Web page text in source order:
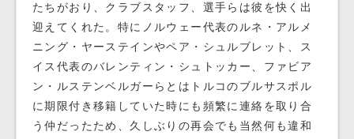
たちがおり、クラブスタッフ、選手らは彼を快く出
迎えてくれた。特にノルウェー代表のルネ・アルメ
ニング・ヤーステインやペア・シュルブレット、ス
イス代表のバレンティン・シュトッカー、ファビア
ン・ルステンベルガーらとはトルコのブルサスポル
に期限付き移籍していた時にも頻繁に連絡を取り合
う仲だったため、久しぶりの再会でも当然何も違和